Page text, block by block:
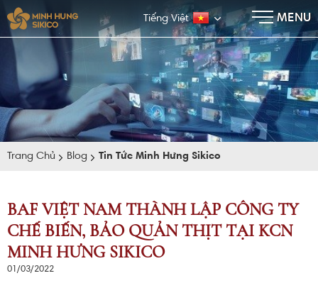
Tiếng Việt MENU
×
E-BROCHURE
Trang Chủ Blog Tin Tức Minh Hưng Sikico
BAF VIỆT NAM THÀNH LẬP CÔNG TY
CHẾ BIẾN, BẢO QUẢN THỊT TẠI KCN
MINH HƯNG SIKICO
01/03/2022